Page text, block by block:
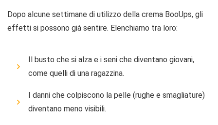
Dopo alcune settimane di utilizzo della crema BooUps, gli
effetti si possono già sentire. Elenchiamo tra loro:
Il busto che si alza e i seni che diventano giovani,
come quelli di una ragazzina.
I danni che colpiscono la pelle (rughe e smagliature)
diventano meno visibili.